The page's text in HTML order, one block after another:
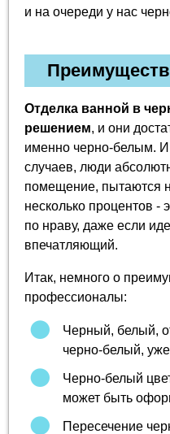
и на очереди у нас
Отделка ванной в
решением, и они
именно черно-белым.
случаев, люди
помещение, пытаются
несколько процентов -
по нраву, даже если
впечатляющий.
Итак, немного о
профессионалы:
Черный, белый,
черно-белый,
Черно-белый
может быть
Пересечение